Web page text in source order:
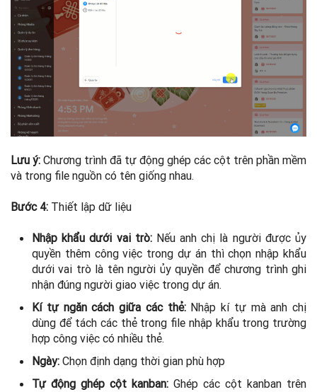
Lưu ý: Chương trình đã tự động ghép các cột trên phần mềm
và trong file nguồn có tên giống nhau.
Bước 4: Thiết lập dữ liệu
Nhập khẩu dưới vai trò: Nếu anh chị là người được ủy
quyền thêm công việc trong dự án thì chọn nhập khẩu
dưới vai trò là tên người ủy quyền để chương trình ghi
nhận đúng người giao việc trong dự án.
Kí tự ngăn cách giữa các thẻ:Nhập kí tự mà anh chị
dùng để tách các thẻ trong file nhập khẩu trong trường
hợp công việc có nhiều thẻ.
Ngày: Chọn định dạng thời gian phù hợp
Tự động ghép cột kanban: Ghép các cột kanban trên